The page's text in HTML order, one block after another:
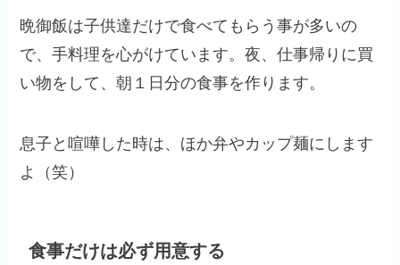
晩御飯は子供達だけで食べてもらう事が多いの
で、手料理を心がけています。夜、仕事帰りに買
い物をして、朝１日分の食事を作ります。
息子と喧嘩した時は、ほか弁やカップ麺にします
よ（笑）
食事だけは必ず用意する